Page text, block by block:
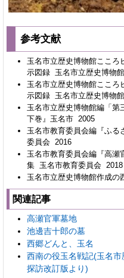
参考文献
玉名市立歴史博物館こころ
示図録 玉名市立歴史博物
玉名市立歴史博物館こころ
示図録 玉名市立歴史博物
玉名市立歴史博物館編「
下巻』玉名市 2005
玉名市教育委員会編『ふる
委員会 2016
玉名市教育委員会編『高瀬
集 玉名市教育委員会 2018
玉名市立歴史博物館作成の
関連記事
高瀬官軍墓地
池邊吉十郎の墓
西郷どんと、玉名
西南の役玉名戦記(玉名
探訪改訂版より)